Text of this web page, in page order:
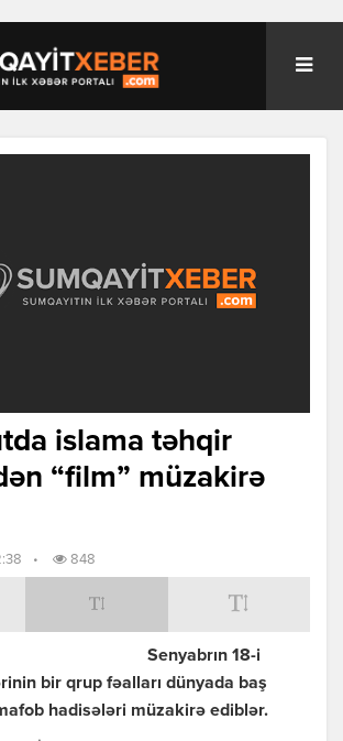
islama təhqir
“film” müzakirə
• 848
Senyabrın 18-i
bir qrup fəalları dünyada baş
hadisələri müzakirə ediblər.